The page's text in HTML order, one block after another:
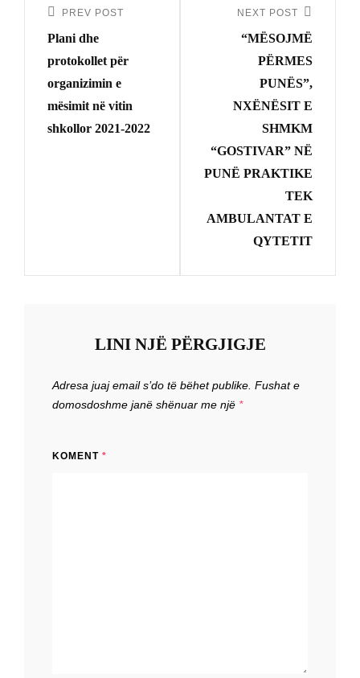
postimet
Previous
Post
PREV POST
Plani dhe
protokollet për
organizimin e
mësimit në vitin
shkollor 2021-2022
NEXT POST
“MËSOJMË
PËRMES
PUNËS”,
NXËNËSIT E
SHMKM
“GOSTIVAR” NË
PUNË PRAKTIKE
TEK
AMBULANTAT E
QYTETIT
LINI NJË PËRGJIGJE
Adresa juaj email s’do të bëhet publike. Fushat e
domosdoshme janë shënuar me një *
KOMENT *